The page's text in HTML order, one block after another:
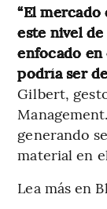
“El
este nivel
enfocado
podría ser
Gilbert,
generando
material en
Lea más en